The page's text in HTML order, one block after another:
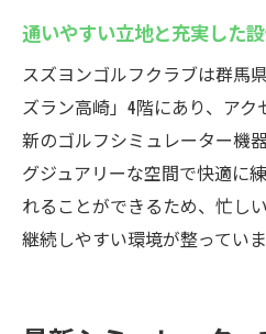
通いやすい立地と充実した
スズヨンゴルフクラブは群馬
ズラン高崎」4階にあり、ア
新のゴルフシミュレーター機
グジュアリーな空間で快適に
れることができるため、忙し
継続しやすい環境が整っていま